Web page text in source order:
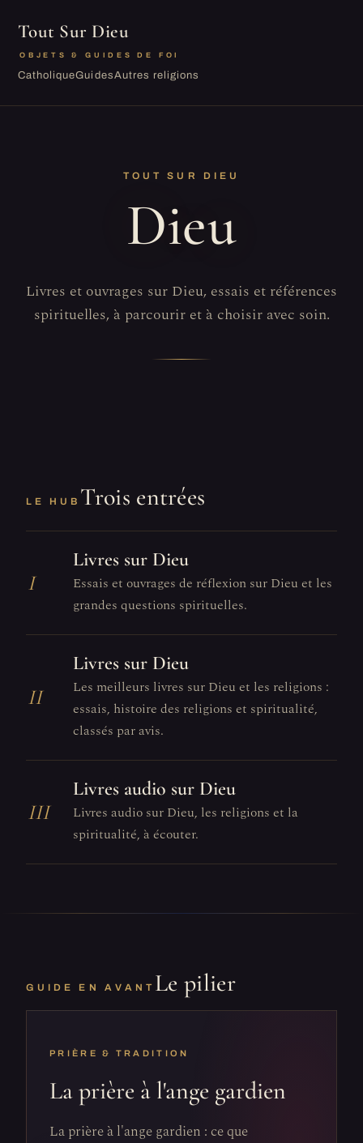
Tout Sur Dieu
OBJETS & GUIDES DE FOI
CatholiqueGuidesAutres religions
TOUT SUR DIEU
Dieu
Livres et ouvrages sur Dieu, essais et références
spirituelles, à parcourir et à choisir avec soin.
LE HUB Trois entrées
I
Livres sur Dieu
Essais et ouvrages de réflexion sur Dieu et les
grandes questions spirituelles.
II
Livres sur Dieu
Les meilleurs livres sur Dieu et les religions :
essais, histoire des religions et spiritualité,
classés par avis.
III
Livres audio sur Dieu
Livres audio sur Dieu, les religions et la
spiritualité, à écouter.
GUIDE EN AVANT Le pilier
PRIÈRE & TRADITION
La prière à l'ange gardien
La prière à l'ange gardien : ce que